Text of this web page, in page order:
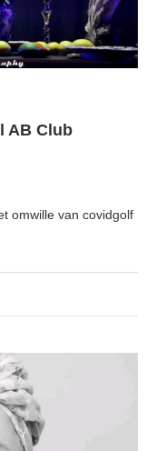
AB Club
omwille van covidgolf